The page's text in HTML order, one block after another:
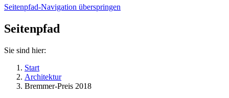
Seitenpfad-Navigation überspringen
Seitenpfad
Sie sind hier:
Start
Architektur
Bremmer-Preis 2018